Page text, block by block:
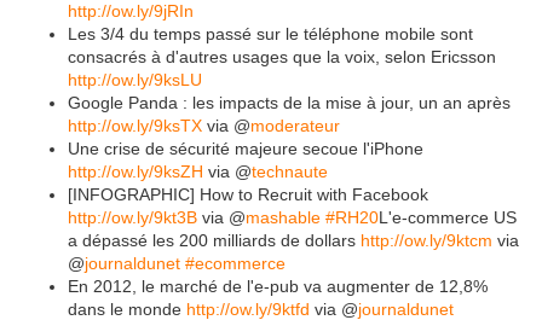
http://ow.ly/9jRIn
Les 3/4 du temps passé sur le téléphone mobile sont
consacrés à d'autres usages que la voix, selon Ericsson
http://ow.ly/9ksLU
Google Panda : les impacts de la mise à jour, un an après
http://ow.ly/9ksTX via @moderateur
Une crise de sécurité majeure secoue l'iPhone
http://ow.ly/9ksZH via @technaute
[INFOGRAPHIC] How to Recruit with Facebook
http://ow.ly/9kt3B via @mashable #RH20L'e-commerce US
a dépassé les 200 milliards de dollars http://ow.ly/9ktcm via
@journaldunet #ecommerce
En 2012, le marché de l'e-pub va augmenter de 12,8%
dans le monde http://ow.ly/9ktfd via @journaldunet